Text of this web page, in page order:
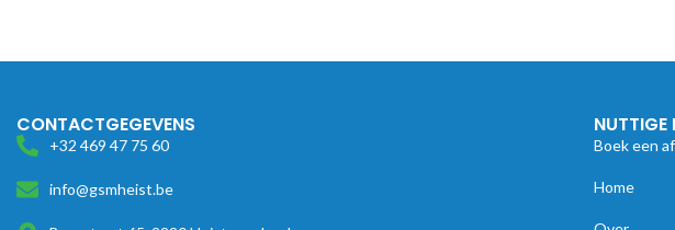
CONTACTGEGEVENS
+32 469 47 75 60
info@gsmheist.be
NUTTIGE
Boek een
Home